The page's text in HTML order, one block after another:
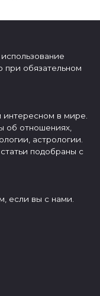
при обязательном
в мире.
об отношениях,
астрологии.
подобраны с
если вы с нами.